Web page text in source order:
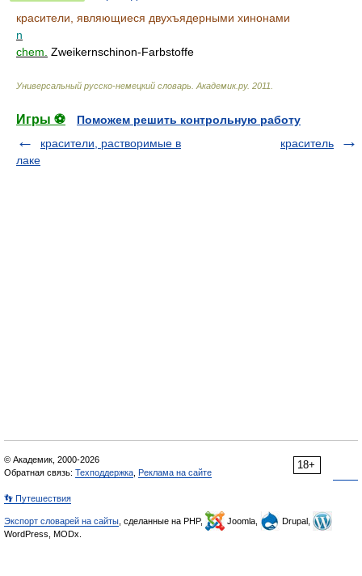
красители, являющиеся двухъядерными хинонами
n
chem. Zweikernschinon-Farbstoffe
Универсальный русско-немецкий словарь Академик.ру. 2011
Игры ⚽
Поможем решить контрольную работу
красители, растворимые в
лаке
краситель
18+
© Академик, 2000-2026
Обратная связь: Техподдержка Реклама на сайте
👣 Путешествия
Экспорт словарей на сайты , сделанные на PHP, Joomla,
Drupal,
WordPress, MODx.